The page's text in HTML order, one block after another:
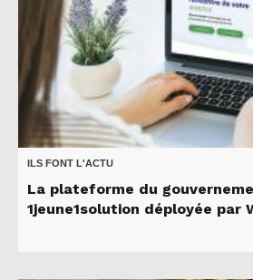
ILS FONT L'ACTU
La plateforme du
1jeune1solution déployée par